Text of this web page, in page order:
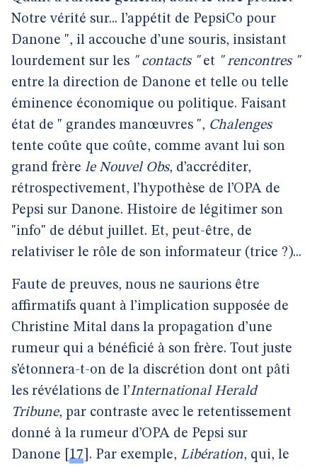
Notre vérité sur... l’appétit de PepsiCo pour
Danone ", il accouche d’une souris, insistant
lourdement sur les " contacts "et " rencontres "
entre la direction de Danone et telle ou telle
éminence économique ou politique. Faisant
état de " grandes manœuvres ", Chalenges
tente coûte que coûte, comme avant lui son
grand frère le Nouvel Obs, d’accréditer,
rétrospectivement, l’hypothèse de l’OPA de
Pepsi sur Danone. Histoire de légitimer son
"info" de début juillet. Et, peut-être, de
relativiser le rôle de son informateur (trice ?)...
Faute de preuves, nous ne saurions être
affirmatifs quant à l’implication supposée de
Christine Mital dans la propagation d’une
rumeur qui a bénéficié à son frère. Tout juste
s’étonnera-t-on de la discrétion dont ont pâti
les révélations de l’International Herald
Tribune, par contraste avec le retentissement
donné à la rumeur d’OPA de Pepsi sur
Danone
17 . Par exemple, Libération, qui, le